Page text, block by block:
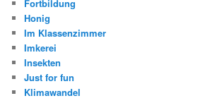
Fortbildung
Honig
Im Klassenzimmer
Imkerei
Insekten
Just for fun
Klimawandel